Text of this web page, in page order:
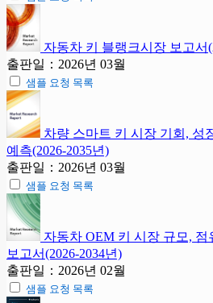
자동차 키 블랭크시장 보고서
출판일：2026년 03월
샘플 요청 목록
차량 스마트 키 시장 기회, 성
예측(2026-2035년)
출판일：2026년 03월
샘플 요청 목록
자동차 OEM 키 시장 규모, 점
보고서(2026-2034년)
출판일：2026년 02월
샘플 요청 목록